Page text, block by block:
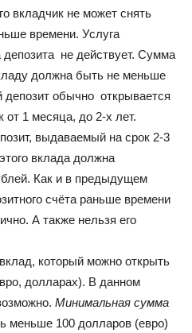
вкладчик не может снять
времени. Услуга
депозита не действует. Сумма
должна быть не меньше
депозит обычно открывается
от 1 месяца, до 2-х лет.
выдаваемый на срок 2-3
вклада должна
Как и в предыдущем
счёта раньше времени
А также нельзя его
который можно открыть
долларах). В данном
Минимальная сумма
меньше 100 долларов (евро)